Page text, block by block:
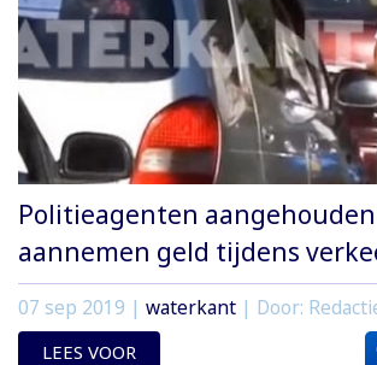
Politieagenten
aannemen geld tijdens
07 sep 2019 | waterkant | Door:
LEES VOOR